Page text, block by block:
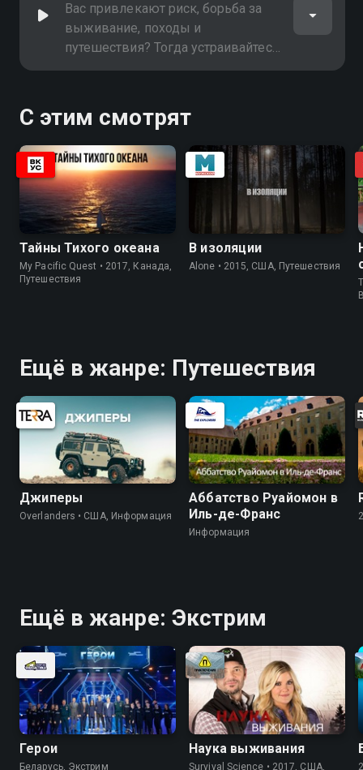
Вас привлекают риск, борьба за
выживание, походы и
путешествия? Тогда устраивайтесь
поудобнее и получайте
С этим смотрят
Тайны Тихого океана
My Pacific Quest • 2017, Канада,
Путешествия
В изоляции
Alone • 2015, США, Путешествия
Ещё в жанре: Путешествия
Джиперы
Overlanders • США, Информация
Аббатство Руайомон в
Иль-де-Франс
Информация
Ещё в жанре: Экстрим
Герои
Беларусь, Экстрим
Наука выживания
Survival Science • 2017, США,